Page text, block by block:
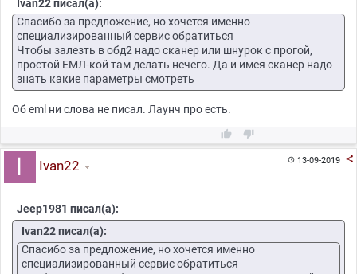
Ivan22 писал(а):
Спасибо за предложение, но хочется именно
специализированный сервис обратиться
Чтобы залезть в обд2 надо сканер или шнурок с прогой,
простой ЕМЛ-кой там делать нечего. Да и имея сканер надо
знать какие параметры смотреть
Об eml ни слова не писал. Лаунч про есть.
 
13-09-2019 
Ivan22
Jeep1981 писал(а):
Ivan22 писал(а):
Спасибо за предложение, но хочется именно
специализированный сервис обратиться